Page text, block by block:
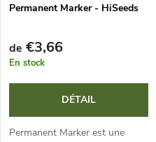
Permanent Marker - HiSeeds
de €3,66
En stock
DÉTAIL
Permanent Marker est une